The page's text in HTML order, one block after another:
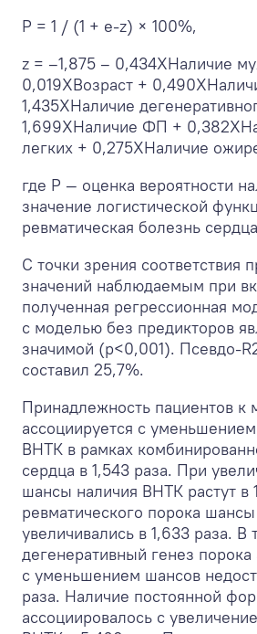
P = 1 / (1 + e-z) × 100%,
z = –1,875 – 0,434XНаличие
0,019XВозраст + 0,490X
1,435XНаличие
1,699XНаличие ФП + 0,382X
легких + 0,275XНаличие
где P — оценка вероятности
значение логистической
ревматическая болезнь
С точки зрения соответствия
значений наблюдаемым при
полученная регрессионная
с моделью без предикторов
значимой (p<0,001). Псевдо-R
составил 25,7%.
Принадлежность пациентов к
ассоциируется с
ВНТК в рамках
сердца в 1,543 раза. При
шансы наличия ВНТК растут в
ревматического порока
увеличивались в 1,633 раза. В
дегенеративный генез порока
с уменьшением шансов
раза. Наличие постоянной
ассоциировалось с